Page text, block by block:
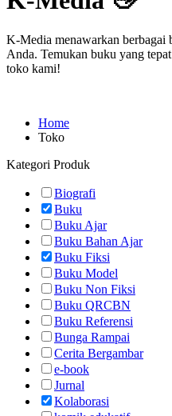
K-Media menawarkan berbagai
Anda. Temukan buku yang
toko kami!
Home
Toko
Kategori Produk
Biografi
Buku
Buku Ajar
Buku Bahan Ajar
Buku Fiksi
Buku Model
Buku Non Fiksi
Buku QRCBN
Buku Referensi
Bunga Rampai
Cerita Bergambar
e-book
Jurnal
Kolaborasi